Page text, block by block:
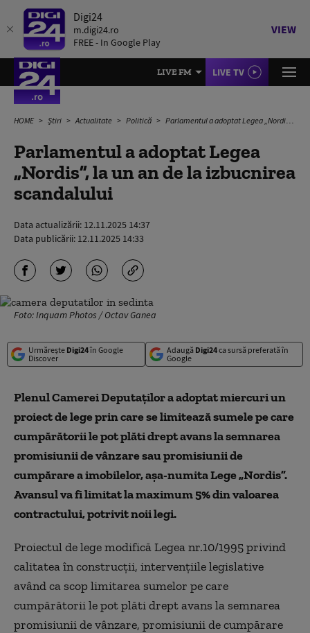
Digi24
m.digi24.ro
FREE - In Google Play
VIEW
LIVE FM LIVE TV
HOME Știri Actualitate Politică Parlamentul a adoptat Legea „Nordis”, la un an de la izbucnirea scandalului
Parlamentul a adoptat Legea
„Nordis”, la un an de la izbucnirea
scandalului
Data actualizării: 12.11.2025 14:37
Data publicării: 12.11.2025 14:33
Foto: Inquam Photos / Octav Ganea
Urmărește Digi24în Google
Discover
Adaugă Digi24ca sursă preferată în
Google
Plenul Camerei Deputaţilor a adoptat miercuri un
proiect de lege prin care se limitează sumele pe care
cumpărătorii le pot plăti drept avans la semnarea
promisiunii de vânzare sau promisiunii de
cumpărare a imobilelor, aşa-numita Lege „Nordis”.
Avansul va fi limitat la maximum 5% din valoarea
contractului, potrivit noii legi.
Proiectul de lege modifică Legea nr.10/1995 privind
calitatea în construcţii, intervenţiile legislative
având ca scop limitarea sumelor pe care
cumpărătorii le pot plăti drept avans la semnarea
promisiunii de vânzare, promisiunii de cumpărare